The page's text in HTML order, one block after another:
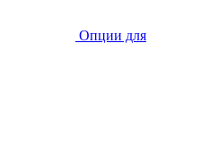
Опции для